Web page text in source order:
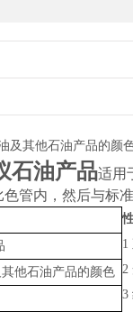
及其他石油产品的颜
石油产品适用
管内，然后与标
他石油产品的颜色
1
2
3